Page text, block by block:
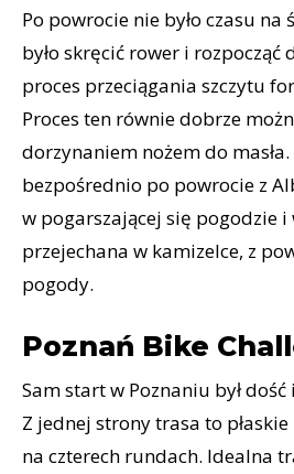
Po powrocie nie było czasu
było skręcić rower i
proces przeciągania szczytu
Proces ten równie dobrze
dorzynaniem nożem do
bezpośrednio po powrocie z
w pogarszającej się pogodzie
przejechana w kamizelce, z
pogody.
Poznań Bike
Sam start w Poznaniu był
Z jednej strony trasa to
na czterech rundach. Idealna